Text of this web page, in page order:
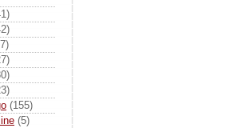
(155)
(5)